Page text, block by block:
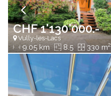
CHF 1'130'000.-
Vully-les-Lacs
9.05 km 8.5 330 m2